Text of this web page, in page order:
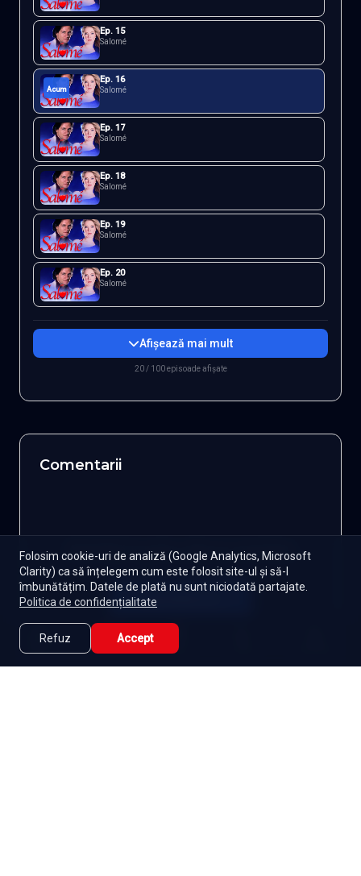
Folosim cookie-uri de analiză (Google Analytics, Microsoft
Clarity) ca să înțelegem cum este folosit site-ul și să-l
îmbunătățim. Datele de plată nu sunt niciodată partajate.
Politica de confidențialitate
Refuz Accept
Ep. 15
Salomé
Acum
Ep. 16
Salomé
Ep. 17
Salomé
Ep. 18
Salomé
Ep. 19
Salomé
Ep. 20
Salomé
Afișează mai mult
20 / 100 episoade afișate
Comentarii
Autentifică-te pentru a lăsa un comentariu
Autentifică-te
Filme